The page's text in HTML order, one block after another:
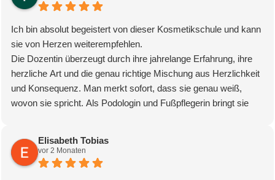
Ich bin absolut begeistert von dieser Kosmetikschule und kann
sie von Herzen weiterempfehlen.
Die Dozentin überzeugt durch ihre jahrelange Erfahrung, ihre
herzliche Art und die genau richtige Mischung aus Herzlichkeit
und Konsequenz. Man merkt sofort, dass sie genau weiß,
wovon sie spricht. Als Podologin und Fußpflegerin bringt sie
Auch das gesamte Team ist einfach großartig. Die
Mitarbeiterinnen begleiten die Schulung mit viel Engagement,
Elisabeth Tobias
vor 2 Monaten